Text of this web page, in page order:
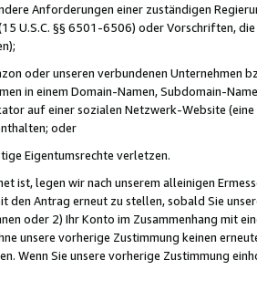
Anforderungen einer zuständigen
U.S.C. §§ 6501-6506) oder Vorschriften,
oder unseren verbundenen Unternehmen
in einem Domain-Namen, Subdomain-
auf einer sozialen Netzwerk-Website
oder
Eigentumsrechte verletzen.
ist, legen wir nach unserem alleinigen
den Antrag erneut zu stellen, sobald Sie
oder 2) Ihr Konto im Zusammenhang mit
unsere vorherige Zustimmung keinen
Wenn Sie unsere vorherige Zustimmung